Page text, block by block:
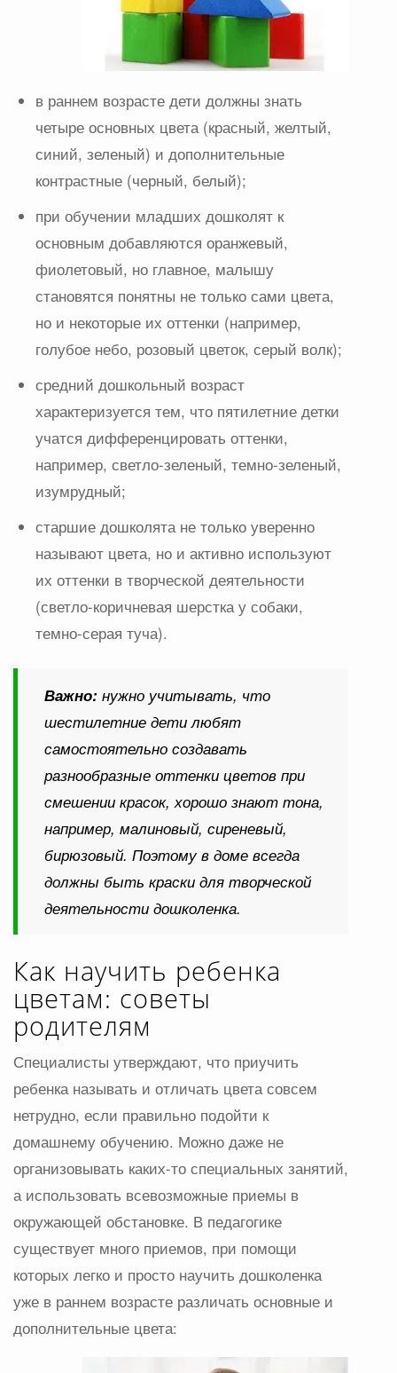
в раннем возрасте дети должны знать
четыре основных цвета (красный, желтый,
синий, зеленый) и дополнительные
контрастные (черный, белый);
при обучении младших дошколят к
основным добавляются оранжевый,
фиолетовый, но главное, малышу
становятся понятны не только сами цвета,
но и некоторые их оттенки (например,
голубое небо, розовый цветок, серый волк);
средний дошкольный возраст
характеризуется тем, что пятилетние детки
учатся дифференцировать оттенки,
например, светло-зеленый, темно-зеленый,
изумрудный;
старшие дошколята не только уверенно
называют цвета, но и активно используют
их оттенки в творческой деятельности
(светло-коричневая шерстка у собаки,
темно-серая туча).
Важно: нужно учитывать, что
шестилетние дети любят
самостоятельно создавать
разнообразные оттенки цветов при
смешении красок, хорошо знают тона,
например, малиновый, сиреневый,
бирюзовый. Поэтому в доме всегда
должны быть краски для творческой
деятельности дошколенка.
Как научить ребенка
цветам: советы
родителям
Специалисты утверждают, что приучить
ребенка называть и отличать цвета совсем
нетрудно, если правильно подойти к
домашнему обучению. Можно даже не
организовывать каких-то специальных занятий,
а использовать всевозможные приемы в
окружающей обстановке. В педагогике
существует много приемов, при помощи
которых легко и просто научить дошколенка
уже в раннем возрасте различать основные и
дополнительные цвета: